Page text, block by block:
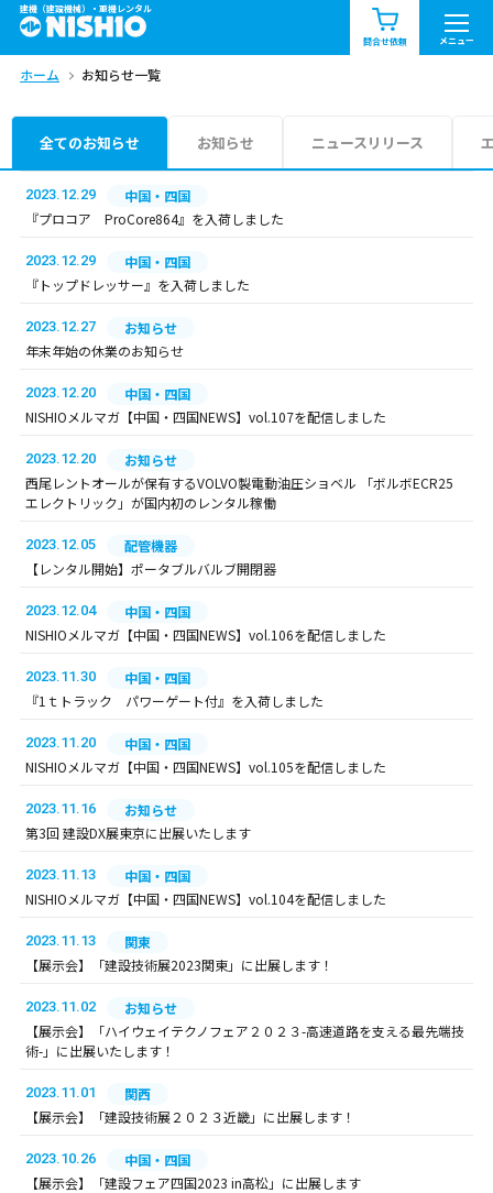
建機（建設機械）・重機レンタル
問合せ依頼 メニュー
商品一覧 お知らせ一覧
問合せ依頼リスト
エリア情報を見る
ホーム お知らせ一覧
全てのお知らせ お知らせ ニュースリリース
2023.12.29
中国・四国
『プロコア ProCore864』を入荷しました
2023.12.29
中国・四国
『トップドレッサー』を入荷しました
2023.12.27
お知らせ
年末年始の休業のお知らせ
2023.12.20
中国・四国
NISHIOメルマガ【中国・四国NEWS】vol.107を配信しました
2023.12.20
お知らせ
西尾レントオールが保有するVOLVO製電動油圧ショベル 「ボルボECR25
エレクトリック」が国内初のレンタル稼働
2023.12.05
配管機器
【レンタル開始】ポータブルバルブ開閉器
2023.12.04
中国・四国
NISHIOメルマガ【中国・四国NEWS】vol.106を配信しました
2023.11.30
中国・四国
『1ｔトラック パワーゲート付』を入荷しました
2023.11.20
中国・四国
NISHIOメルマガ【中国・四国NEWS】vol.105を配信しました
2023.11.16
お知らせ
第3回 建設DX展東京に出展いたします
2023.11.13
中国・四国
NISHIOメルマガ【中国・四国NEWS】vol.104を配信しました
2023.11.13
関東
【展示会】「建設技術展2023関東」に出展します！
2023.11.02
お知らせ
【展示会】「ハイウェイテクノフェア２０２３-高速道路を支える最先端技
術-」に出展いたします！
2023.11.01
関西
【展示会】「建設技術展２０２３近畿」に出展します！
2023.10.26
中国・四国
【展示会】「建設フェア四国2023 in高松」に出展します